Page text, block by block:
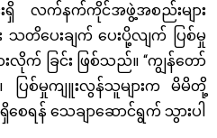
ရှိ လက်နက်ကိုင်အဖွဲ့အစည်းများ
တိပေးချက် ပေးပို့လျက် ပြစ်မှု
လိုက် ခြင်း ဖြစ်သည်။ “ကျွန်တော်
ြစ်မှုကျူးလွန်သူများက မိမိတို့
ရန် သေချာဆောင်ရွက် သွားပါ